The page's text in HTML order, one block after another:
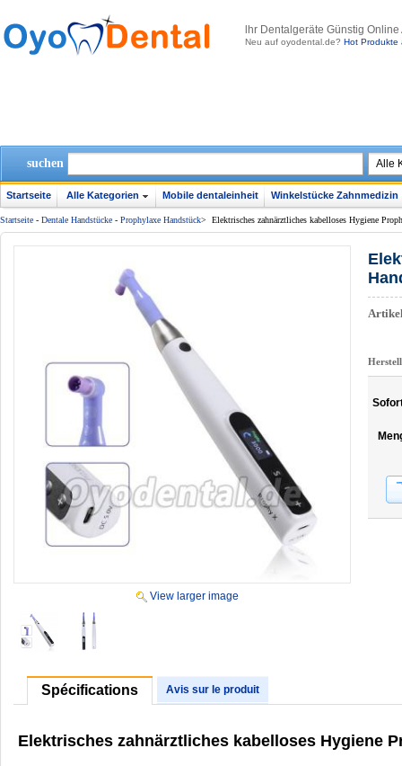
lhr Dentalgeräte Günstig
Neu auf oyodental.de? Hot Produkte
suchen
Startseite Alle Kategorien Mobile dentaleinheit Winkelstücke Zahnmedizin
Startseite - Dentale Handstücke - Prophylaxe Handstück> Elektrisches zahnärztliches kabelloses Hygiene
View larger image
Spécifications Avis sur le produit
Elektrisches zahnärztliches kabelloses Hygiene